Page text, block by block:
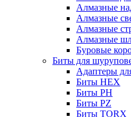
Алмазные
Алмазные
Алмазные
Алмазные
Буровые
Биты для
Адаптеры
Биты HEX
Биты PH
Биты PZ
Биты TORX